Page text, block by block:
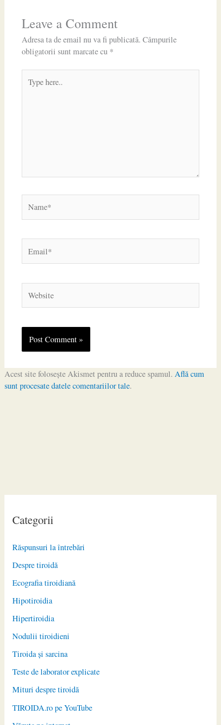
Categorii
Răspunsuri la întrebări
Despre tiroidă
Ecografia tiroidiană
Hipotiroidia
Hipertiroidia
Nodulii tiroidieni
Tiroida și sarcina
Teste de laborator explicate
Mituri despre tiroidă
TIROIDA.ro pe YouTube
Leave a Comment
Adresa ta de email nu va fi publicată. Câmpurile
obligatorii sunt marcate cu *
here..
Acest site folosește Akismet pentru a reduce spamul. Află cum
sunt procesate datele comentariilor tale.